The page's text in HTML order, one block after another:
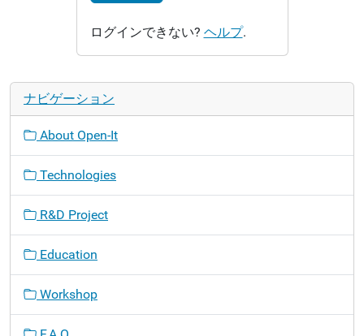
ログインできない? ヘルプ.
ナビゲーション
About Open-It
Technologies
R&D Project
Education
Workshop